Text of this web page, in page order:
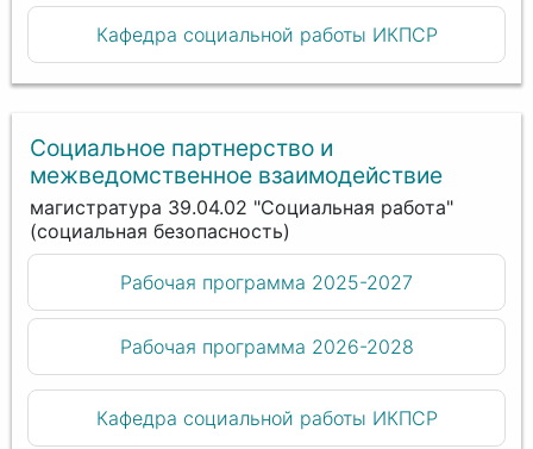
Кафедра социальной работы ИКПСР
Социальное партнерство и
межведомственное взаимодействие
магистратура 39.04.02 "Социальная работа"
(социальная безопасность)
Рабочая программа 2025-2027
Рабочая программа 2026-2028
Кафедра социальной работы ИКПСР